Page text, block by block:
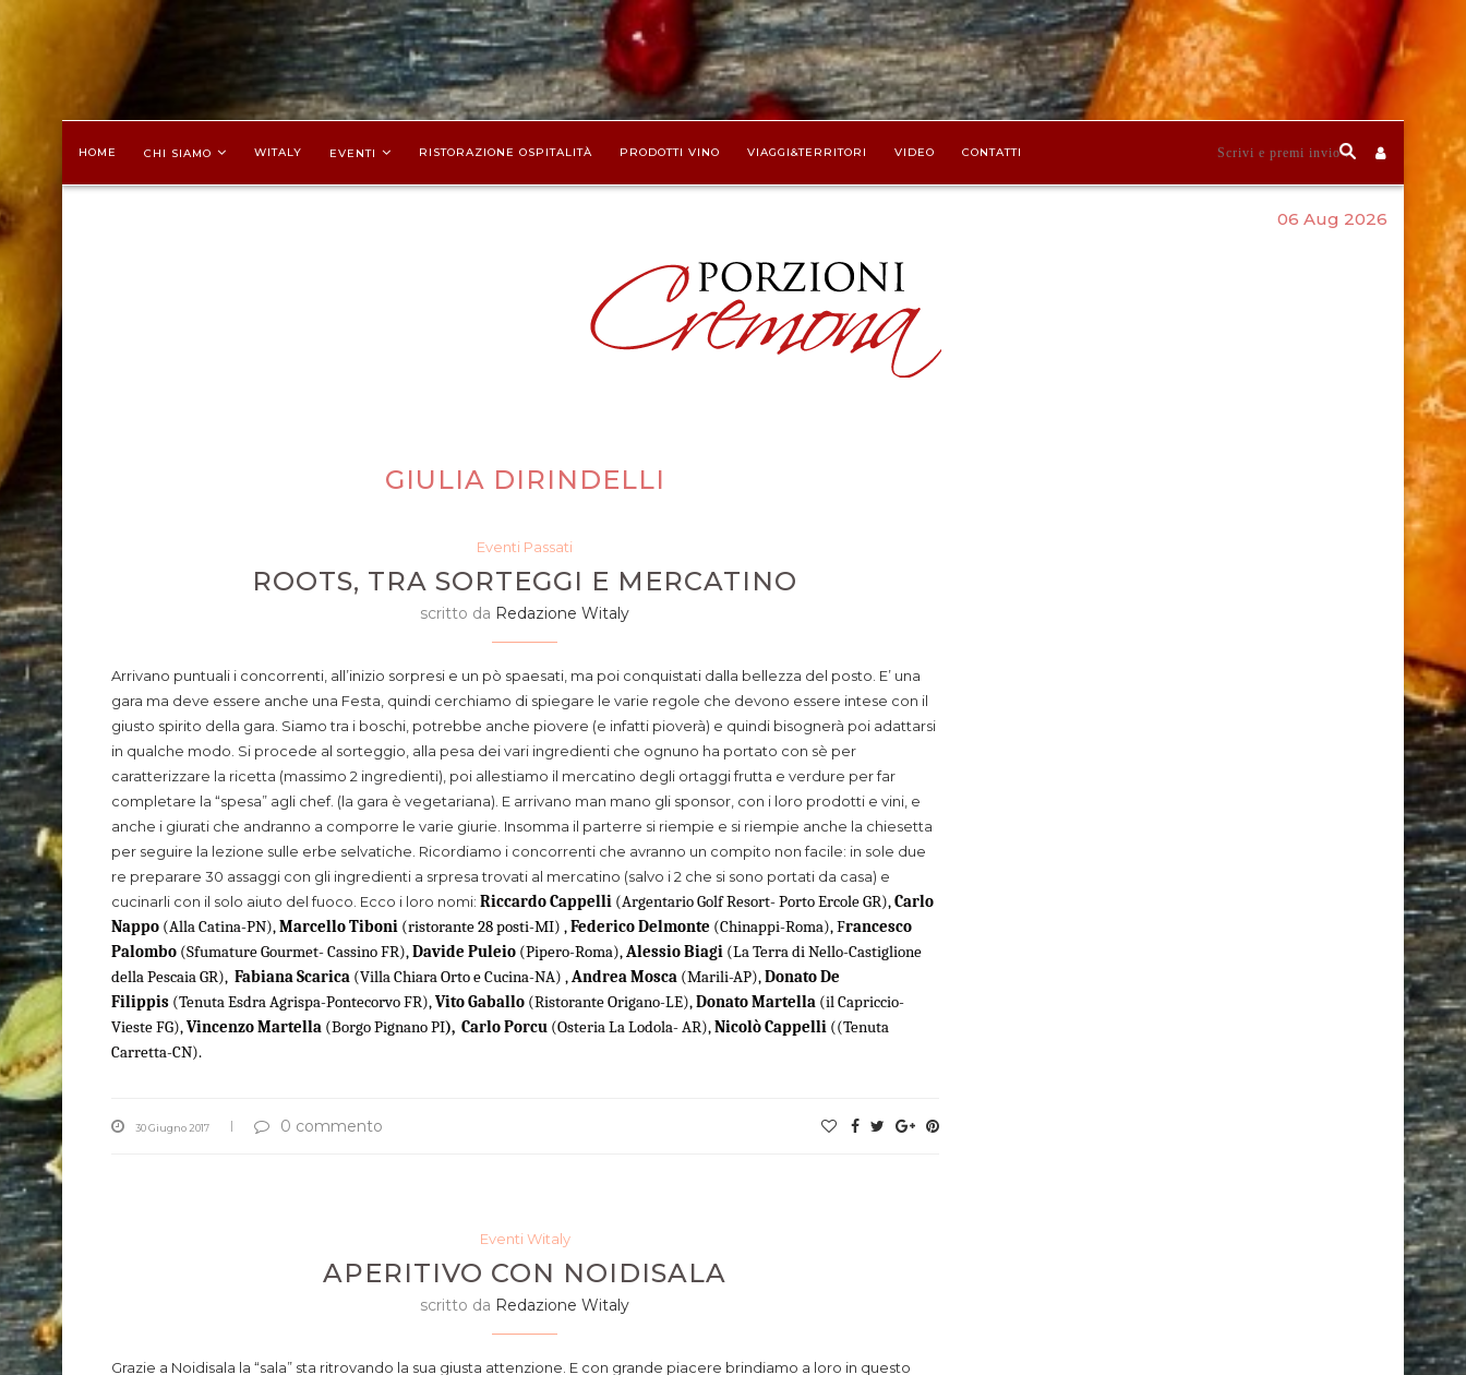
HOME CHI SIAMO WITALY EVENTI RISTORAZIONE OSPITALITÀ PRODOTTI VINO VIAGGI&TERRITORI VIDEO CONTATTI
06 Aug 2026
GIULIA DIRINDELLI
Eventi Passati
ROOTS, TRA SORTEGGI E MERCATINO
scritto da Redazione Witaly
Arrivano puntuali i concorrenti, all’inizio sorpresi e un pò spaesati, ma poi conquistati dalla bellezza del posto. E’ una
gara ma deve essere anche una Festa, quindi cerchiamo di spiegare le varie regole che devono essere intese con il
giusto spirito della gara. Siamo tra i boschi, potrebbe anche piovere (e infatti pioverà) e quindi bisognerà poi adattarsi
in qualche modo. Si procede al sorteggio, alla pesa dei vari ingredienti che ognuno ha portato con sè per
caratterizzare la ricetta (massimo 2 ingredienti), poi allestiamo il mercatino degli ortaggi frutta e verdure per far
completare la “spesa” agli chef. (la gara è vegetariana). E arrivano man mano gli sponsor, con i loro prodotti e vini, e
anche i giurati che andranno a comporre le varie giurie. Insomma il parterre si riempie e si riempie anche la chiesetta
per seguire la lezione sulle erbe selvatiche. Ricordiamo i concorrenti che avranno un compito non facile: in sole due
re preparare 30 assaggi con gli ingredienti a srpresa trovati al mercatino (salvo i 2 che si sono portati da casa) e
cucinarli con il solo aiuto del fuoco. Ecco i loro nomi: Riccardo Cappelli (Argentario Golf Resort- Porto Ercole GR),Carlo
Nappo (Alla Catina-PN),Marcello Tiboni (ristorante 28 posti-MI) ,Federico Delmonte (Chinappi-Roma), Francesco
Palombo (Sfumature Gourmet- Cassino FR),Davide Puleio (Pipero-Roma),Alessio Biagi (La Terra di Nello-Castiglione
della Pescaia GR), Fabiana Scarica (Villa Chiara Orto e Cucina-NA) ,Andrea Mosca (Marili-AP),Donato De
Filippis (Tenuta Esdra Agrispa-Pontecorvo FR),Vito Gaballo (Ristorante Origano-LE),Donato Martella (il Capriccio-
Vieste FG),Vincenzo Martella (Borgo Pignano PI), Carlo Porcu (Osteria La Lodola- AR),Nicolò Cappelli ((Tenuta
Carretta-CN).
30 Giugno 2017 0 commento
Eventi Witaly
APERITIVO CON NOIDISALA
scritto da Redazione Witaly
Grazie a Noidisala la “sala” sta ritrovando la sua giusta attenzione. E con grande piacere brindiamo a loro in questo